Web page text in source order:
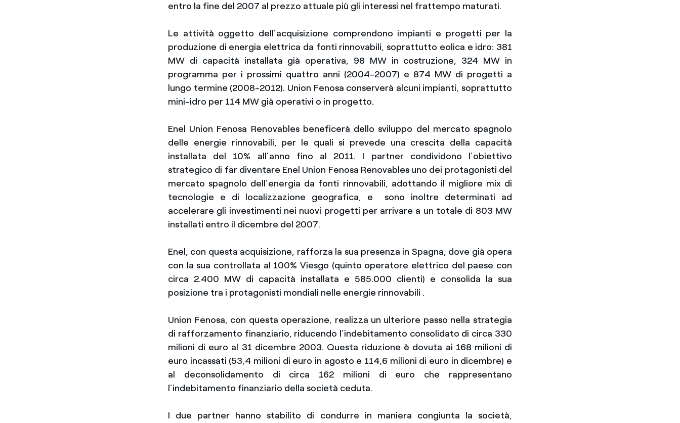
entro la fine del 2007 al prezzo attuale più gli interessi nel frattempo maturati.
Le attività oggetto dell’acquisizione comprendono impianti e progetti per la
produzione di energia elettrica da fonti rinnovabili, soprattutto eolica e idro: 381
MW di capacità installata già operativa, 98 MW in costruzione, 324 MW in
programma per i prossimi quattro anni (2004-2007) e 874 MW di progetti a
lungo termine (2008-2012). Union Fenosa conserverà alcuni impianti, soprattutto
mini-idro per 114 MW già operativi o in progetto.
Enel Union Fenosa Renovables beneficerà dello sviluppo del mercato spagnolo
delle energie rinnovabili, per le quali si prevede una crescita della capacità
installata del 10% all’anno fino al 2011. I partner condividono l’obiettivo
strategico di far diventare Enel Union Fenosa Renovables uno dei protagonisti del
mercato spagnolo dell’energia da fonti rinnovabili, adottando il migliore mix di
tecnologie e di localizzazione geografica, e
sono inoltre determinati ad
accelerare gli investimenti nei nuovi progetti per arrivare a un totale di 803 MW
installati entro il dicembre del 2007.
Enel, con questa acquisizione, rafforza la sua presenza in Spagna, dove già opera
con la sua controllata al 100% Viesgo (quinto operatore elettrico del paese con
circa 2.400 MW di capacità installata e 585.000 clienti) e consolida la sua
posizione tra i protagonisti mondiali nelle energie rinnovabili .
Union Fenosa, con questa operazione, realizza un ulteriore passo nella strategia
di rafforzamento finanziario, riducendo l’indebitamento consolidato di circa 330
milioni di euro al 31 dicembre 2003. Questa riduzione è dovuta ai 168 milioni di
euro incassati (53,4 milioni di euro in agosto e 114,6 milioni di euro in dicembre) e
al deconsolidamento di circa 162 milioni di euro che rappresentano
l’indebitamento finanziario della società ceduta.
I due partner hanno stabilito di condurre in maniera congiunta la società,